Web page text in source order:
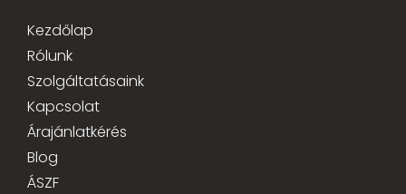
Kezdőlap
Rólunk
Szolgáltatásaink
Kapcsolat
Árajánlatkérés
Blog
ÁSZF